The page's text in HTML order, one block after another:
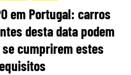
em Portugal: carros
desta data podem
cumprirem estes